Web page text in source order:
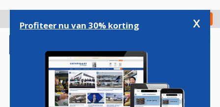
gaan
Check in
Profiteer nu van 30% korting x